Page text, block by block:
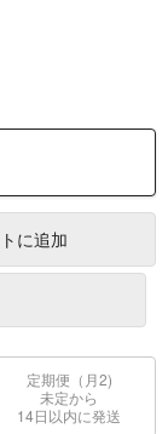
に追加
定期便（月2)
未定から
14日以内に発送